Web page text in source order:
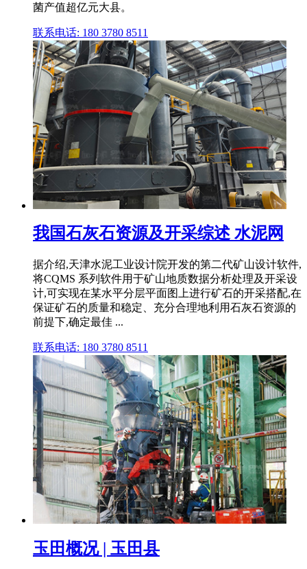
菌产值超亿元大县。
联系电话: 180 3780 8511
我国石灰石资源及开采综述 水泥网
据介绍,天津水泥工业设计院开发的第二代矿山设计软件,
将CQMS 系列软件用于矿山地质数据分析处理及开采设
计,可实现在某水平分层平面图上进行矿石的开采搭配,在
保证矿石的质量和稳定、充分合理地利用石灰石资源的
前提下,确定最佳 ...
联系电话: 180 3780 8511
玉田概况 | 玉田县